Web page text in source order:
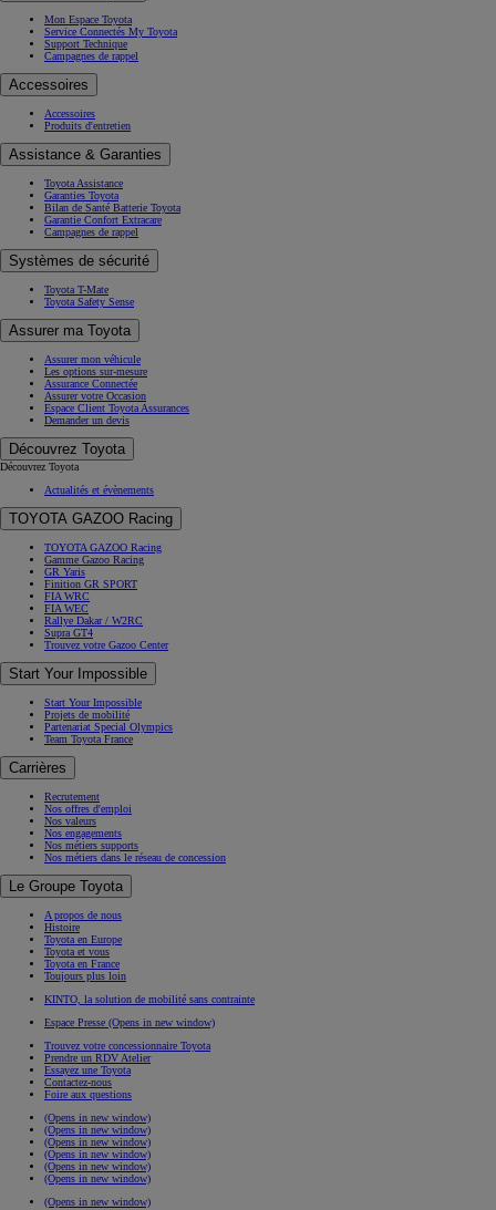
Mon Espace Toyota
Service Connectés My Toyota
Support Technique
Campagnes de rappel
Accessoires
Accessoires
Produits d'entretien
Assistance & Garanties
Toyota Assistance
Garanties Toyota
Bilan de Santé Batterie Toyota
Garantie Confort Extracare
Campagnes de rappel
Systèmes de sécurité
Toyota T-Mate
Toyota Safety Sense
Assurer ma Toyota
Assurer mon véhicule
Les options sur-mesure
Assurance Connectée
Assurer votre Occasion
Espace Client Toyota Assurances
Demander un devis
Découvrez Toyota
Découvrez Toyota
Actualités et évènements
TOYOTA GAZOO Racing
TOYOTA GAZOO Racing
Gamme Gazoo Racing
GR Yaris
Finition GR SPORT
FIA WRC
FIA WEC
Rallye Dakar / W2RC
Supra GT4
Trouvez votre Gazoo Center
Start Your Impossible
Start Your Impossible
Projets de mobilité
Partenariat Special Olympics
Team Toyota France
Carrières
Recrutement
Nos offres d'emploi
Nos valeurs
Nos engagements
Nos métiers supports
Nos métiers dans le réseau de concession
Le Groupe Toyota
A propos de nous
Histoire
Toyota en Europe
Toyota et vous
Toyota en France
Toujours plus loin
KINTO, la solution de mobilité sans contrainte
Espace Presse (Opens in new window)
Trouvez votre concessionnaire Toyota
Prendre un RDV Atelier
Essayez une Toyota
Contactez-nous
Foire aux questions
(Opens in new window)
(Opens in new window)
(Opens in new window)
(Opens in new window)
(Opens in new window)
(Opens in new window)
(Opens in new window)